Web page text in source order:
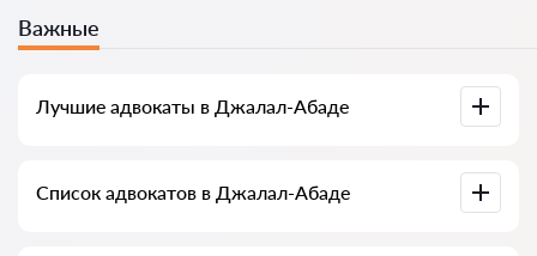
Важные
Лучшие адвокаты в Джалал-Абаде
полной информацией. Цены, отзывы, номер телефона и
Список адвокатов в Джалал-Абаде